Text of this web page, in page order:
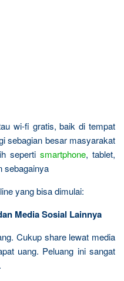
wi-fi gratis, baik di tempat
sebagian besar masyarakat
sepertismartphone, tablet,
sebagainya
yang bisa dimulai:
Media Sosial Lainnya
Cukup share lewat media
uang. Peluang ini sangat